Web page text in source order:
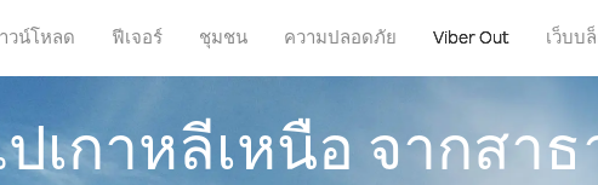
วน์โหลด ฟีเจอร์ ชุมชน ความปลอดภัย Viber Out เว็บบ
เกาหลีเหนือ จากสา